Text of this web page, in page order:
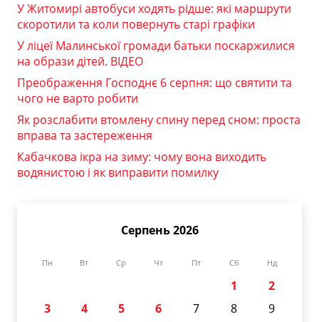
У Житомирі автобуси ходять рідше: які маршрути
скоротили та коли повернуть старі графіки
У ліцеї Малинської громади батьки поскаржилися
на образи дітей. ВІДЕО
Преображення Господнє 6 серпня: що святити та
чого не варто робити
Як розслабити втомлену спину перед сном: проста
вправа та застереження
Кабачкова ікра на зиму: чому вона виходить
водянистою і як виправити помилку
Серпень 2026
Пн Вт Ср Чт Пт Сб Нд
1
2
3
4 5 6 7 8
9